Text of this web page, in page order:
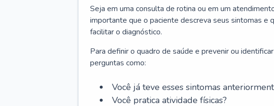
Seja em uma consulta de rotina ou em um
importante que o paciente descreva seus sintomas e
facilitar o diagnóstico.
Para definir o quadro de saúde e prevenir ou
perguntas como:
Você já teve esses sintomas
Você pratica atividade físicas?